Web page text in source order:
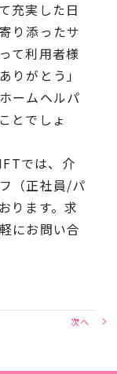
充実した日
り添ったサ
て利用者様
りがとう」
ームヘルパ
とでしょ
では、介
（正社員/パ
ります。求
にお問い合
次へ